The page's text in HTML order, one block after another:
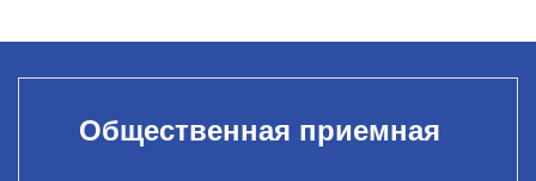
Общественная приемная